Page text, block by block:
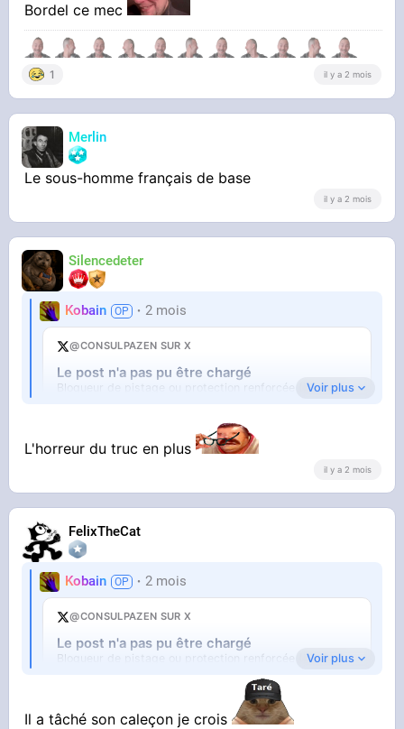
Bordel ce mec
1 il y a 2 mois
Merlin
Le sous-homme français de base
il y a 2 mois
Silencedeter
Kobain 2 mois
@CONSULPAZEN SUR X
Le post n'a pas pu être chargé
Bloqueur de pistage ou protection renforcée (Firefox).
Bordel ce mec
Voir plus
L'horreur du truc en plus
il y a 2 mois
FelixTheCat
Kobain 2 mois
@CONSULPAZEN SUR X
Le post n'a pas pu être chargé
Bloqueur de pistage ou protection renforcée (Firefox).
Voir plus
Il a tâché son caleçon je crois